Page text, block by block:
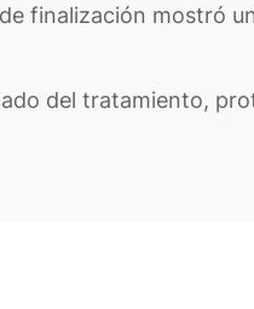
finalización mostró
del tratamiento,